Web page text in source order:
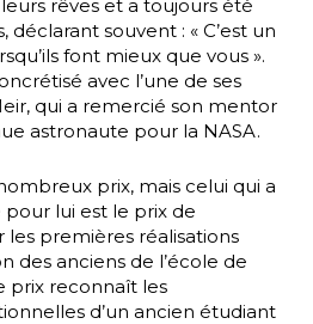
rêves et a toujours été
déclarant souvent : « C’est un
font mieux que vous ».
avec l’une de ses
qui a remercié son mentor
astronaute pour la NASA.
prix, mais celui qui a
lui est le prix de
les premières réalisations
des anciens de l’école de
prix reconnaît les
d’un ancien étudiant